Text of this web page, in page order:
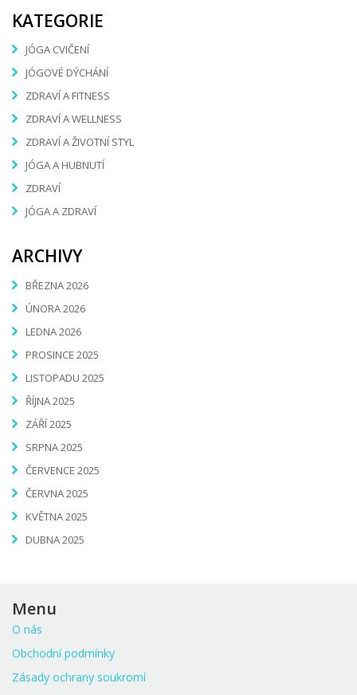
KATEGORIE
JÓGA CVIČENÍ
JÓGOVÉ DÝCHÁNÍ
ZDRAVÍ A FITNESS
ZDRAVÍ A WELLNESS
ZDRAVÍ A ŽIVOTNÍ STYL
JÓGA A HUBNUTÍ
ZDRAVÍ
JÓGA A ZDRAVÍ
ARCHIVY
BŘEZNA 2026
ÚNORA 2026
LEDNA 2026
PROSINCE 2025
LISTOPADU 2025
ŘÍJNA 2025
ZÁŘÍ 2025
SRPNA 2025
ČERVENCE 2025
ČERVNA 2025
KVĚTNA 2025
DUBNA 2025
Menu
O nás
Obchodní podmínky
Zásady ochrany soukromí